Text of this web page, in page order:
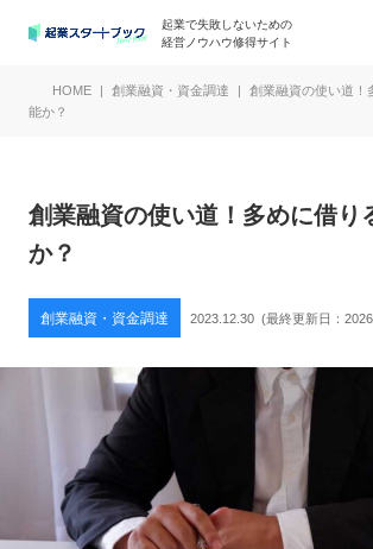
起業で失敗しないための
経営ノウハウ修得サイト
HOME 創業融資・資金調達
創業融資の使い道！
能か？
創業融資の使い道！多めに借り
か？
創業融資・資金調達 2023.12.30 (最終更新日：